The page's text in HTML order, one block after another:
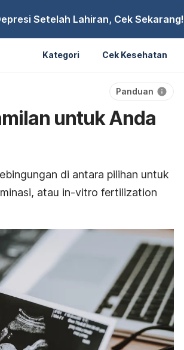
Setelah Lahiran, Cek Sekarang!
Kategori Cek Kesehatan
Panduan
untuk Anda
di antara pilihan untuk
atau in-vitro fertilization